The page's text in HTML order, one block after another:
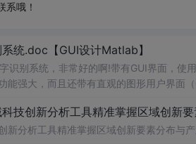
系哦！
统.doc【GUI设计Matlab】
识别系统，非常好的啊!带有GUI界面，使
能强大，而且还带有直观的图形用户界面
一定会喜欢它的！
技创新分析工具精准掌握区域创新
新分析工具精准掌握区域创新要素分布与